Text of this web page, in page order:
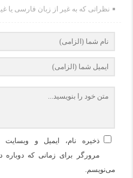
نظراتی که به غیر از زبان فارسی یا
ذخیره نام، ایمیل و
مرورگر برای زمانی که دوباره
می‌نویسم.